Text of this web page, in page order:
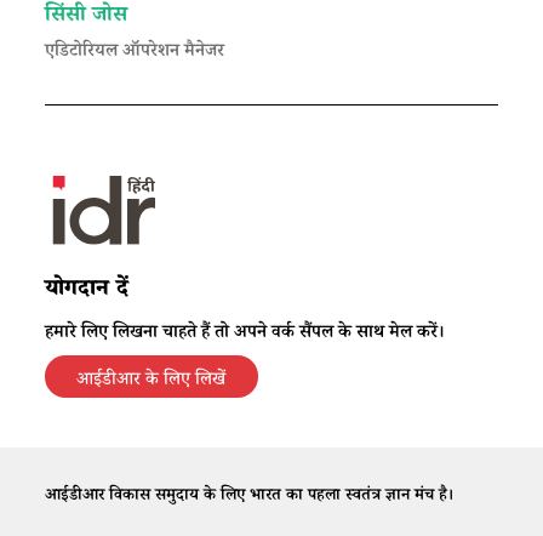
सिंसी जोस
एडिटोरियल ऑपरेशन मैनेजर
योगदान दें
हमारे लिए लिखना चाहते हैं तो अपने वर्क सैंपल के साथ मेल करें।
आईडीआर के लिए लिखें
आईडीआर विकास समुदाय के लिए भारत का पहला स्वतंत्र ज्ञान मंच है।